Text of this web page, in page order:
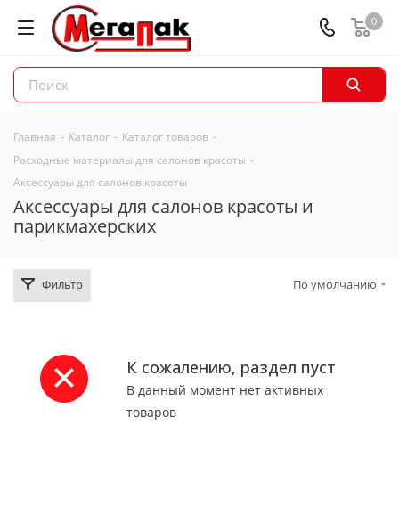
0
Главная - Каталог - Каталог товаров -
Расходные материалы для салонов красоты -
Аксессуары для салонов красоты
Аксессуары для салонов красоты и
парикмахерских
Фильтр По умолчанию
К сожалению, раздел пуст
В данный момент нет активных
товаров